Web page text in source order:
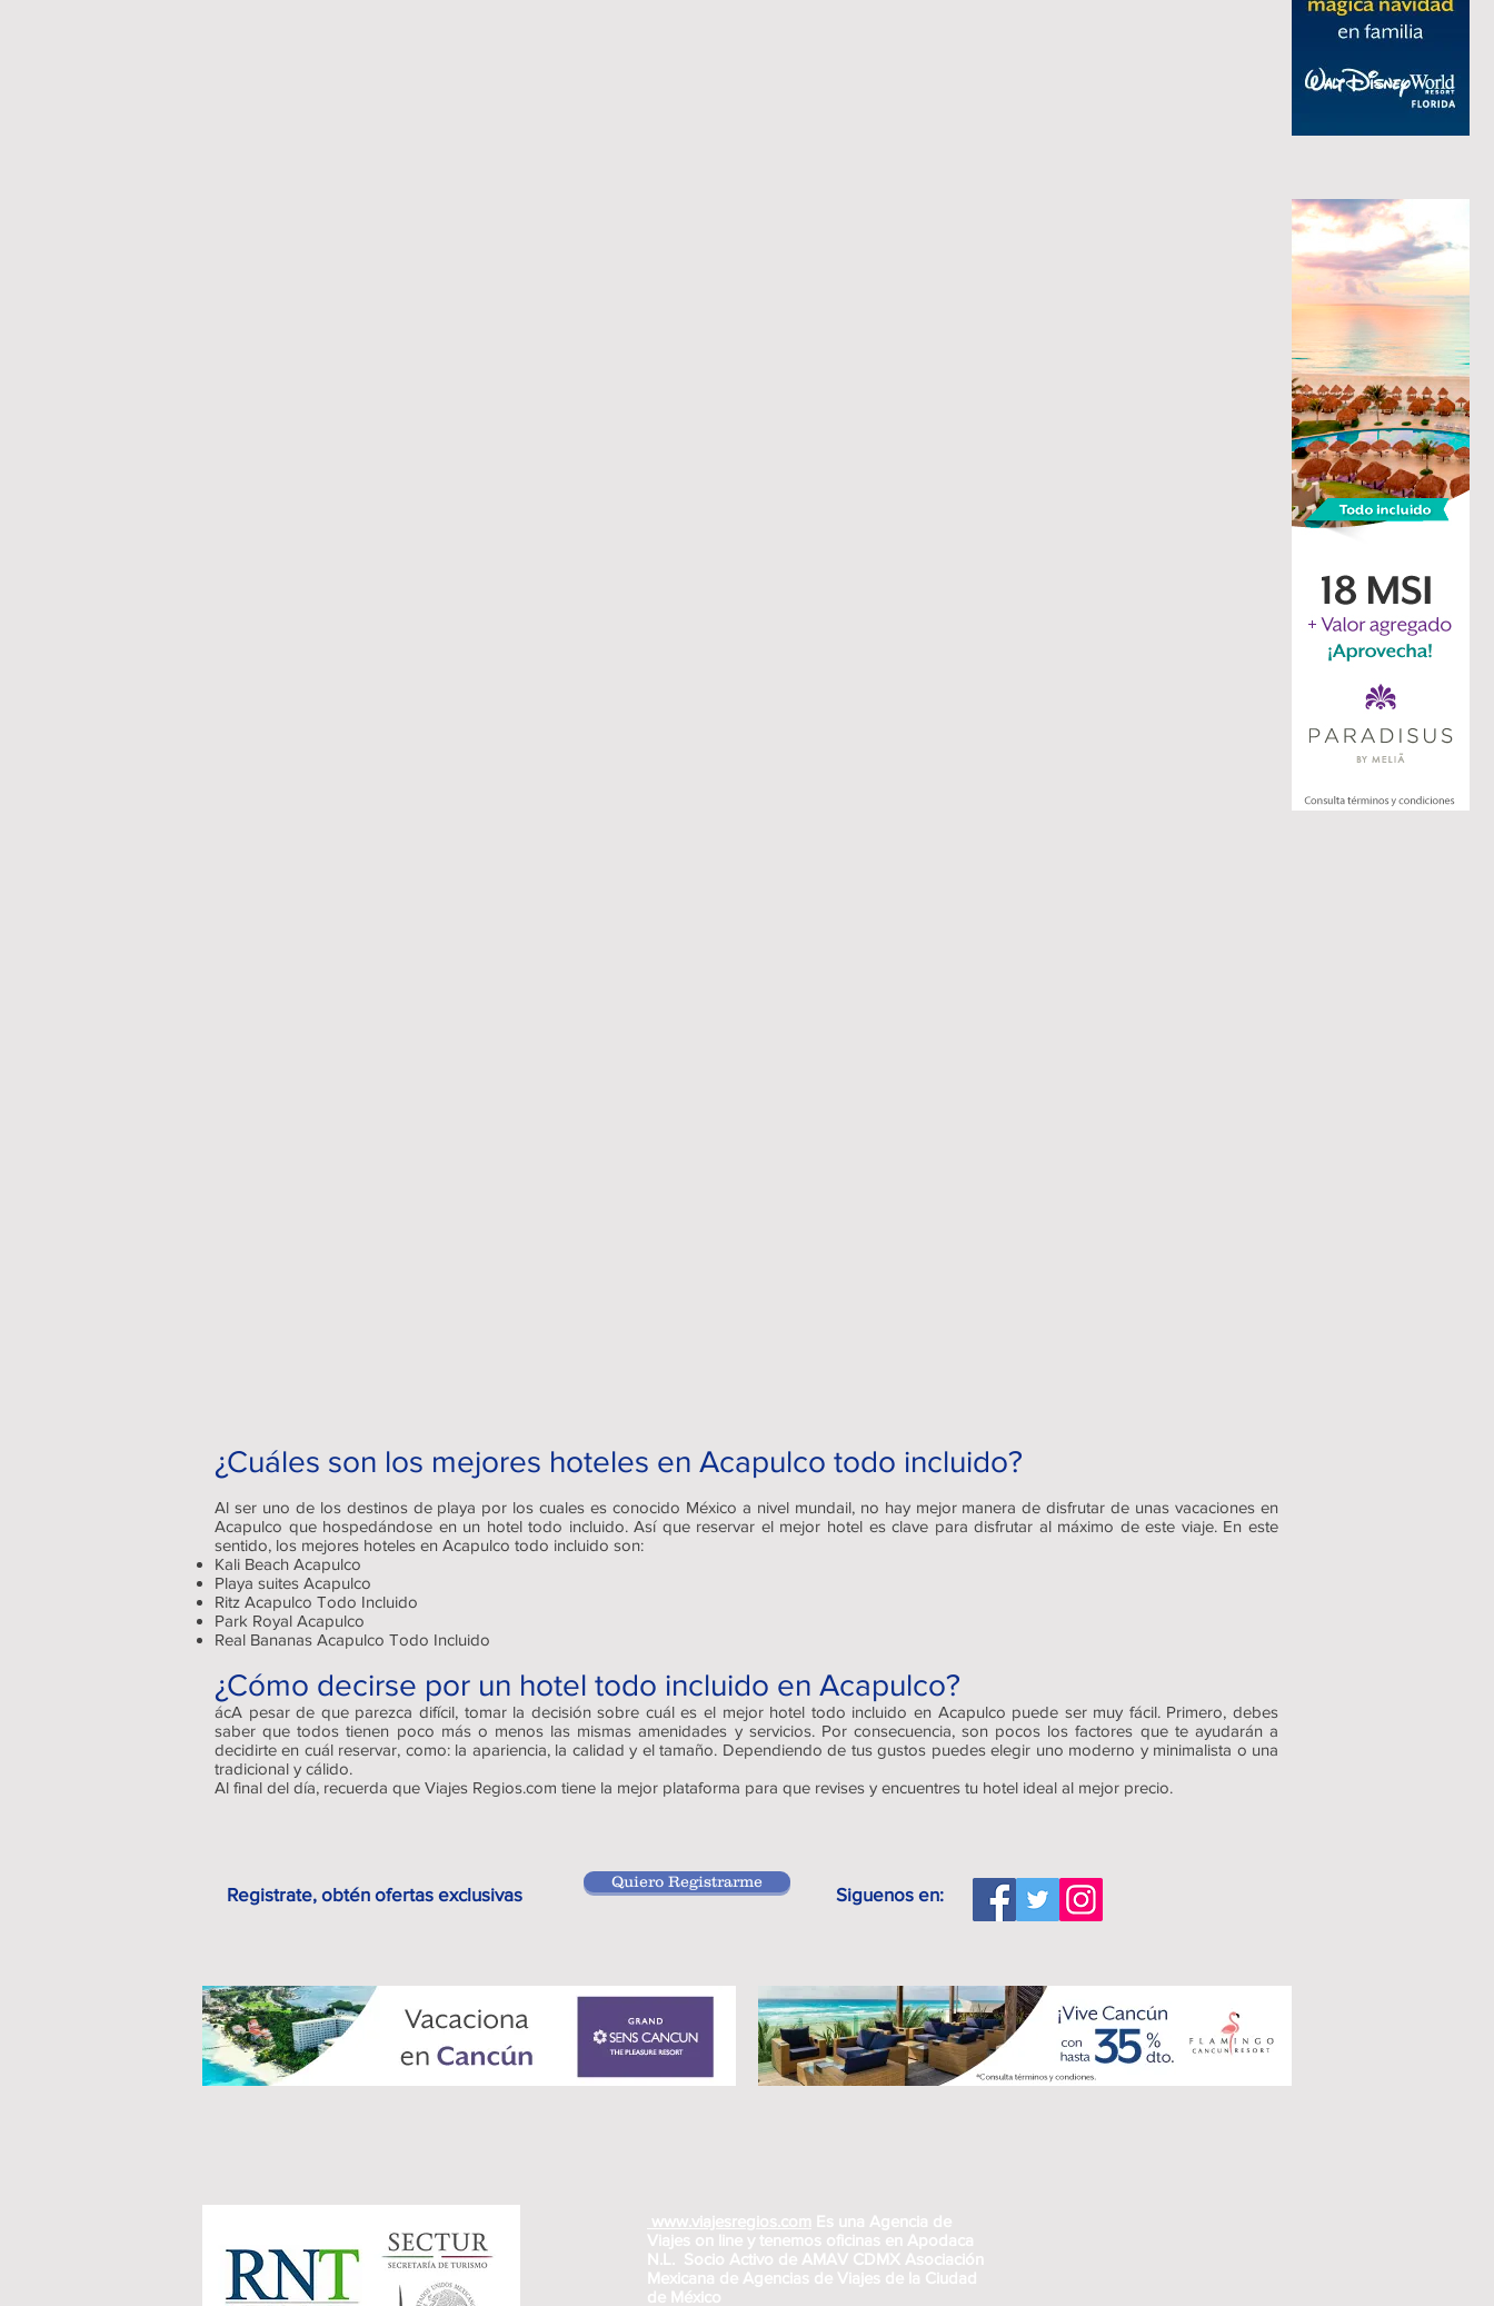
¿Cuáles son los mejores hoteles en Acapulco todo incluido?
Al ser uno de los destinos de playa por los cuales es conocido México a nivel mundail, no hay mejor manera de disfrutar de unas vacaciones en
Acapulco que hospedándose en un hotel todo incluido. Así que reservar el mejor hotel es clave para disfrutar al máximo de este viaje. En este
sentido, los mejores hoteles en Acapulco todo incluido son:
Kali Beach Acapulco
Playa suites Acapulco
Ritz Acapulco Todo Incluido
Park Royal Acapulco
Real Bananas Acapulco Todo Incluido
¿Cómo decirse por un hotel todo incluido en Acapulco?
ácA pesar de que parezca difícil, tomar la decisión sobre cuál es el mejor hotel todo incluido en Acapulco puede ser muy fácil. Primero, debes
saber que todos tienen poco más o menos las mismas amenidades y servicios. Por consecuencia, son pocos los factores que te ayudarán a
decidirte en cuál reservar, como: la apariencia, la calidad y el tamaño. Dependiendo de tus gustos puedes elegir uno moderno y minimalista o una
tradicional y cálido.
Al final del día, recuerda que Viajes Regios.com tiene la mejor plataforma para que revises y encuentres tu hotel ideal al mejor precio.
Registrate, obtén ofertas exclusivas
Quiero Registrarme
Siguenos en:
www.viajesregios.com Es una Agencia de
Viajes on line y tenemos oficinas en Apodaca
N.L. Socio Activo de AMAV CDMX Asociación
Mexicana de Agencias de Viajes de la Ciudad
de México